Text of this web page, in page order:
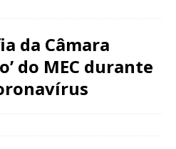
da Câmara
do MEC durante